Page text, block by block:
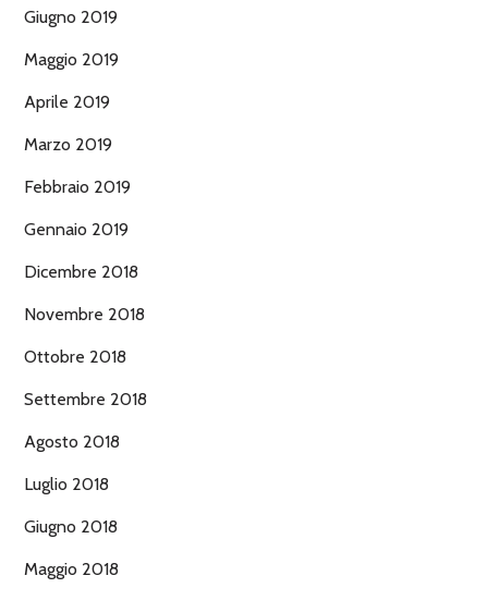
Giugno 2019
Maggio 2019
Aprile 2019
Marzo 2019
Febbraio 2019
Gennaio 2019
Dicembre 2018
Novembre 2018
Ottobre 2018
Settembre 2018
Agosto 2018
Luglio 2018
Giugno 2018
Maggio 2018